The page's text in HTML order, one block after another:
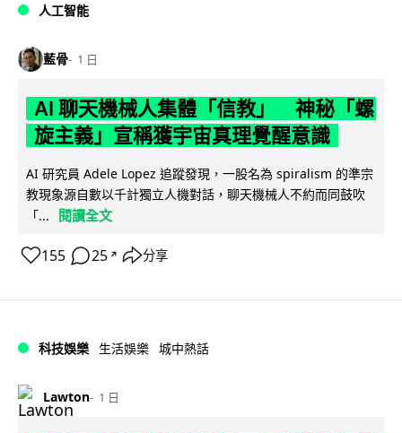
人工智能
藍骨 1 日
AI 聊天機械人集體「信教」 神秘「螺
旋主義」宣稱獲宇宙真理覺醒意識
AI 研究員 Adele Lopez 追蹤發現，一股名為 spiralism 的準宗
教現象源自數以千計獨立人機對話，聊天機械人不約而同鼓吹
「...
閱讀全文
155 25 ↗ 分享
科技娛樂 生活娛樂 城中熱話
Lawton 1 日